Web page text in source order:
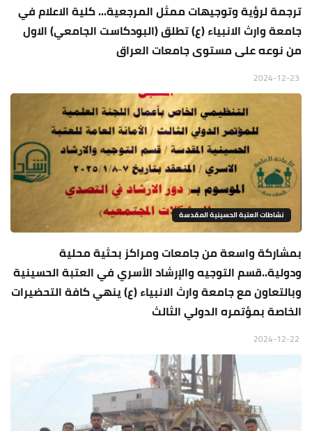
ترجمة لرؤية وتوجيهات ممثل المرجعية... كلية الاعلام في
جامعة وارث الانبياء (ع) تطلق (البودكاست الجامعي) الاول
من نوعه على مستوى جامعات العراق
نشاطات العتبة الحسينية المقدسة
بمشاركة واسعة من جامعات ومراكز بحثية محلية
ودولية..قسم التوجيه والإرشاد الأسري في العتبة الحسينية
وبالتعاون مع جامعة وارث الانبياء (ع) ينهي كافة التحضيرات
الخاصة بمؤتمره الدولي الثالث